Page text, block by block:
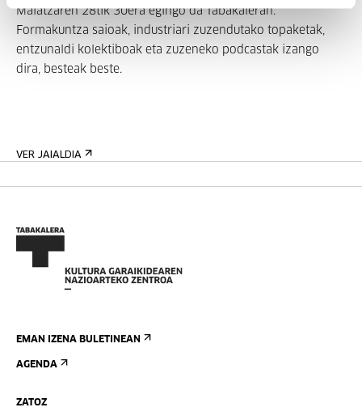
Maiatzaren 28tik 30era egingo da Tabakaleran.
Formakuntza saioak, industriari zuzendutako topaketak,
entzunaldi kolektiboak eta zuzeneko podcastak izango
dira, besteak beste.
VER JAIALDIA
EMAN IZENA BULETINEAN
AGENDA
ZATOZ